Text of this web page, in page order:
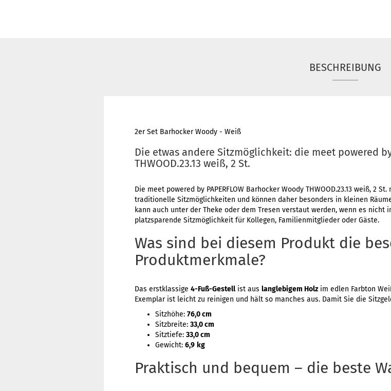
BESCHREIBUNG
2er Set Barhocker Woody - Weiß
Die etwas andere Sitzmöglichkeit: die meet powered
THWOOD.23.13 weiß, 2 St.
Die meet powered by PAPERFLOW Barhocker Woody THWOOD.23.13 weiß, 2
traditionelle Sitzmöglichkeiten und können daher besonders in kleinen
kann auch unter der Theke oder dem Tresen verstaut werden, wenn es nicht
platzsparende Sitzmöglichkeit für Kollegen, Familienmitglieder oder Gäste.
Was sind bei diesem Produkt die
Produktmerkmale?
Das erstklassige 4-Fuß-Gestell ist aus langlebigem Holzim edlen Farbton
Exemplar ist leicht zu reinigen und hält so manches aus. Damit Sie die
Sitzhöhe: 76,0 cm
Sitzbreite: 33,0 cm
Sitztiefe: 33,0 cm
Gewicht: 6,9 kg
Praktisch und bequem – die beste